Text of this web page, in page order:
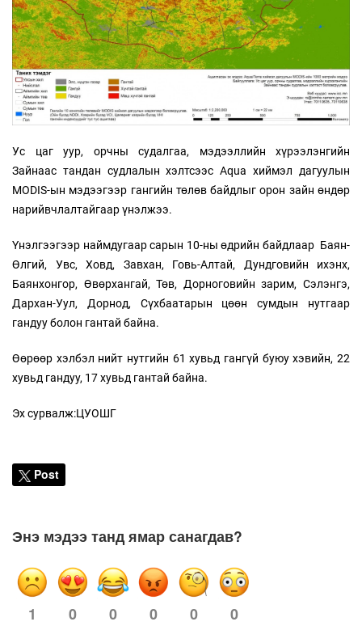
Ус цаг уур, орчны судалгаа, мэдээллийн хүрээлэнгийн
Зайнаас тандан судлалын хэлтсээс Aqua хиймэл дагуулын
MODIS-ын мэдээгээр гангийн төлөв байдлыг орон зайн өндөр
нарийвчлалтайгаар үнэлжээ.
Үнэлгээгээр наймдугаар сарын 10-ны өдрийн байдлаар Баян-
Өлгий, Увс, Ховд, Завхан, Говь-Алтай, Дундговийн ихэнх,
Баянхонгор, Өвөрхангай, Төв, Дорноговийн зарим, Сэлэнгэ,
Дархан-Уул, Дорнод, Сүхбаатарын цөөн сумдын нутгаар
гандуу болон гантай байна.
Өөрөөр хэлбэл нийт нутгийн 61 хувьд гангүй буюу хэвийн, 22
хувьд гандуу, 17 хувьд гантай байна.
Эх сурвалж:ЦУОШГ
Post
Энэ мэдээ танд ямар санагдав?
1 0 0 0 0 0